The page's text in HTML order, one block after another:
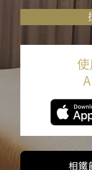
相鐵